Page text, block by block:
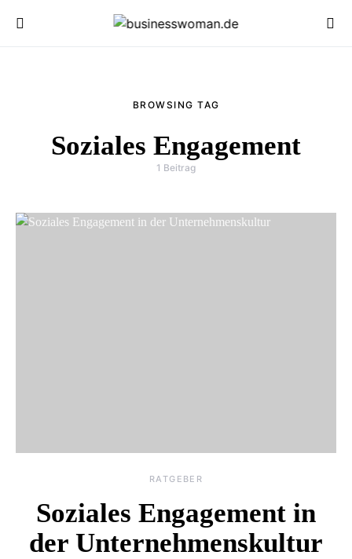
BROWSING TAG
Soziales Engagement
1 Beitrag
RATGEBER
Soziales Engagement in
der Unternehmenskultur